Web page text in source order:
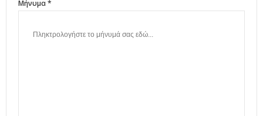
Μήνυμα *